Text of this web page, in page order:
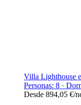
Villa Lighthouse
Personas: 8 ·
Desde 894,05 €/